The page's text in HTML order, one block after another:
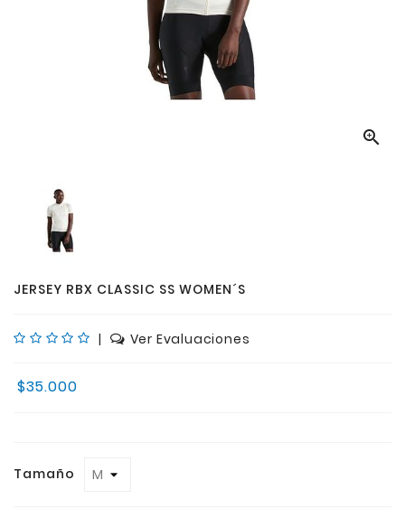

JERSEY RBX CLASSIC SS WOMEN´S
| Ver Evaluaciones
$35.000
Tamaño